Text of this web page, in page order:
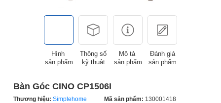
Hình
sản phẩm
Thông số
kỹ thuật
Mô tả
sản phẩm
Đánh giá
sản phẩm
Bàn Góc CINO CP1506I
Thương hiệu: Simplehome Mã sản phẩm: 130001418